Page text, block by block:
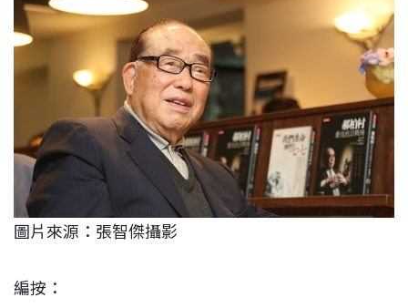
圖片來源：張智傑攝影
編按：